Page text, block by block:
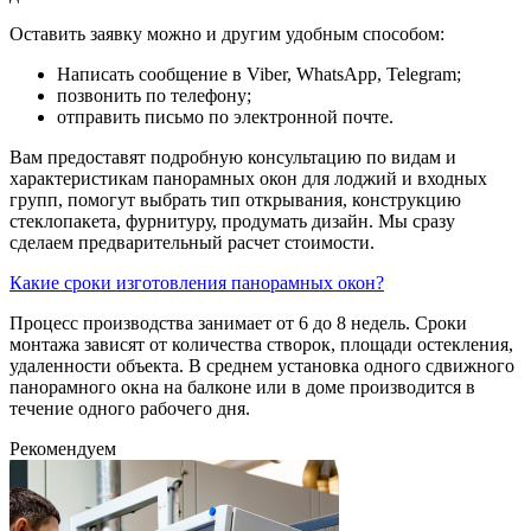
Оставить заявку можно и другим удобным способом:
Написать сообщение в Viber, WhatsApp, Telegram;
позвонить по телефону;
отправить письмо по электронной почте.
Вам предоставят подробную консультацию по видам и
характеристикам панорамных окон для лоджий и входных
групп, помогут выбрать тип открывания, конструкцию
стеклопакета, фурнитуру, продумать дизайн. Мы сразу
сделаем предварительный расчет стоимости.
Какие сроки изготовления панорамных окон?
Процесс производства занимает от 6 до 8 недель. Сроки
монтажа зависят от количества створок, площади остекления,
удаленности объекта. В среднем установка одного сдвижного
панорамного окна на балконе или в доме производится в
течение одного рабочего дня.
Рекомендуем